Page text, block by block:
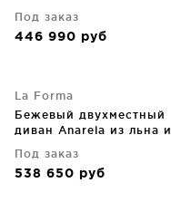
Под заказ
446 990 руб
La Forma
Бежевый двухместный
диван Anarela из льна и
чехлом 220X107X64 CM
Под заказ
538 650 руб